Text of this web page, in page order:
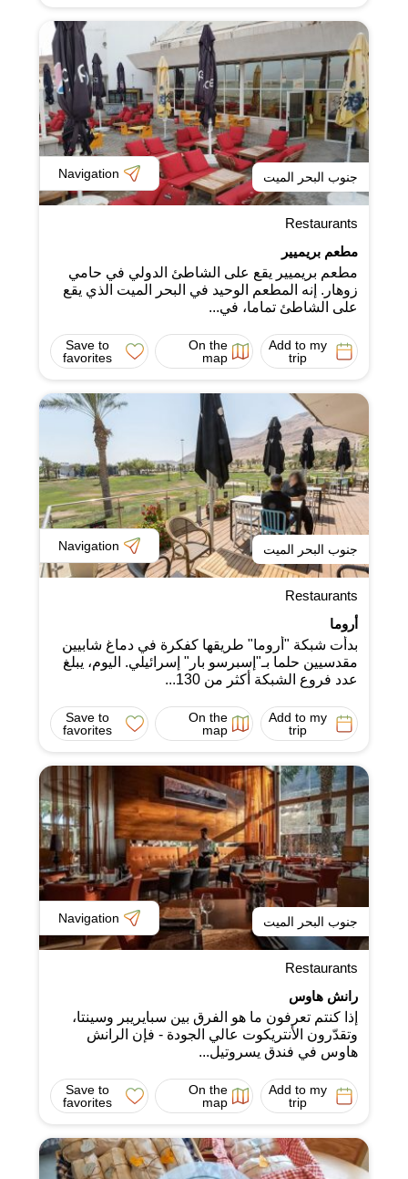
جنوب البحر الميت Navigation
Restaurants
مطعم بريميير
مطعم بريميير يقع على الشاطئ الدولي في حامي
زوهار. إنه المطعم الوحيد في البحر الميت الذي يقع
على الشاطئ تماما، في...
Add to my
trip
On the
map
Save to
favorites
جنوب البحر الميت Navigation
Restaurants
أروما
بدأت شبكة "أروما" طريقها كفكرة في دماغ شابيين
مقدسيين حلما بـ"إسبرسو بار" إسرائيلي. اليوم، يبلغ
عدد فروع الشبكة أكثر من 130...
Add to my
trip
On the
map
Save to
favorites
جنوب البحر الميت Navigation
Restaurants
رانش هاوس
إذا كنتم تعرفون ما هو الفرق بين سبايريبر وسينتا،
وتقدّرون الأنتريكوت عالي الجودة - فإن الرانش
هاوس في فندق يسروتيل...
Add to my
trip
On the
map
Save to
favorites